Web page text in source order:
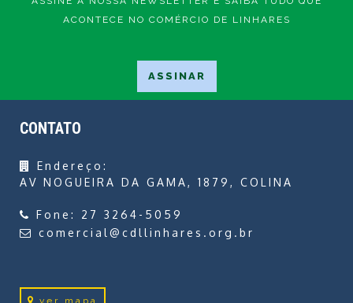
ACONTECE NO COMÉRCIO DE LINHARES
CONTATO
Endereço:
AV NOGUEIRA DA GAMA, 1879, COLINA
Fone: 27 3264-5059
comercial@cdllinhares.org.br